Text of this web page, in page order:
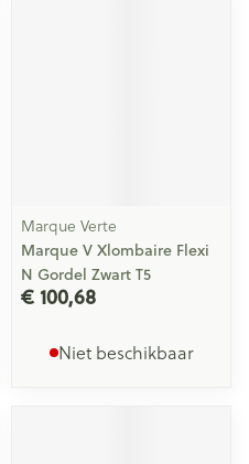
Marque Verte
Marque V Xlombaire Flexi
N Gordel Zwart T5
€ 100,68
Niet beschikbaar